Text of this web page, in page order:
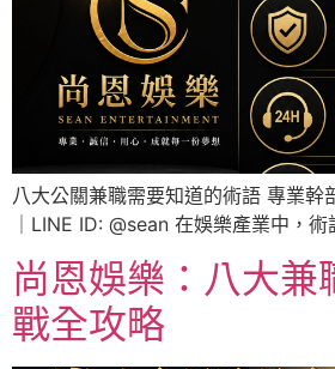
八大公關兼職需要知道的術語 專業幹
｜LINE ID: @sean 在娛樂產業中，
尚恩娛樂：八大兼
戰全攻略